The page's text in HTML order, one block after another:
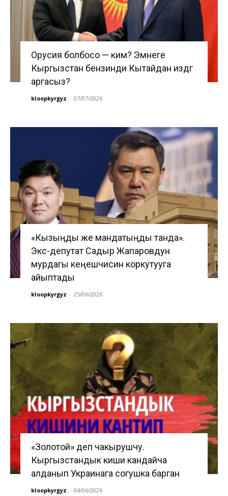
Орусия болбосо — ким? Эмнеге
Кыргызстан бензинди Кытайдан издөөгө
аргасыз?
kloopkyrgyz - 07/07/2026
«Кызыңды же мандатыңды танда».
Экс-депутат Садыр Жапаровдун
мурдагы кеңешчисин коркутууга
айыптады
kloopkyrgyz - 25/06/2026
«Золотой» деп чакырушчу.
Кыргызстандык киши кандайча
алданып Украинага согушка барган
kloopkyrgyz - 04/06/2026